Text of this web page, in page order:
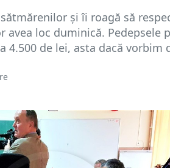
și îi roagă să
avea loc duminică. Pedepsele
4.500 de lei, asta dacă vorbim